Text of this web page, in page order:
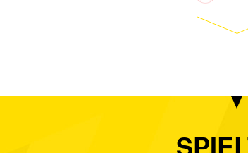
Alemannia Aachen